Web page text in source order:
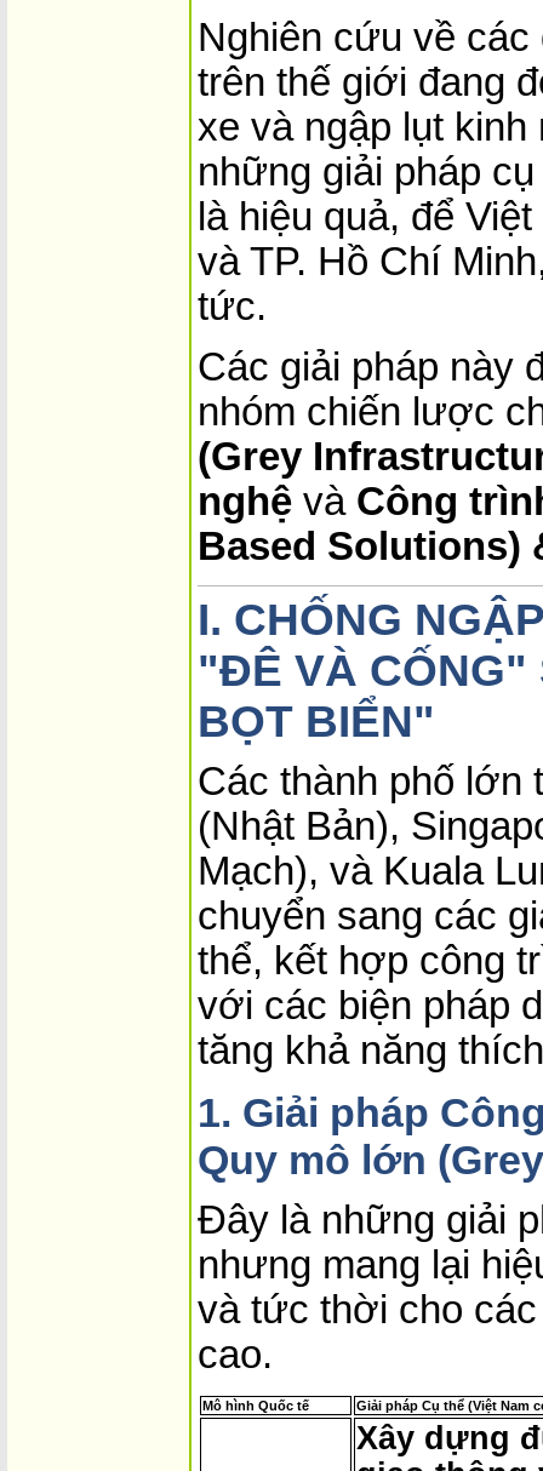
Nghiên cứu về các
trên thế giới đang
xe và ngập lụt
những giải pháp
là hiệu quả, để
và TP. Hồ Chí
tức.
Các giải pháp này
nhóm chiến lược
(Grey
nghệ và Công
Based Solutions)
I. CHỐNG
"ĐÊ VÀ CỐNG"
BỌT BIỂN"
Các thành phố lớn
(Nhật Bản),
Mạch), và Kuala
chuyển sang các
thể, kết hợp công
với các biện pháp
tăng khả năng
1. Giải pháp
Quy mô lớn
Đây là những giải
nhưng mang lại
và tức thời cho
cao.
Mô hình Quốc tế Giải pháp Cụ thể (Việt Nam
Xây dựng